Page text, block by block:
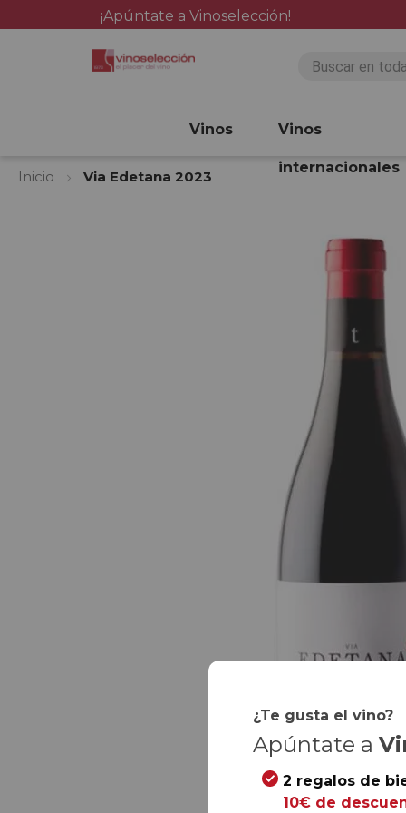
¡Apúntate a Vinoselección!
Vinos Vinos
internacionales
Inicio
Via Edetana 2023
¿Te gusta el vino?
Apúntate a
2 regalos de
10€ de